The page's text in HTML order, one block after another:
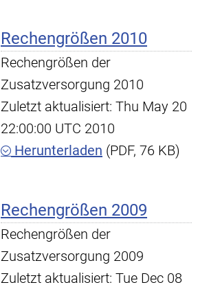
Rechengrößen 2010
Rechengrößen der
Zusatzversorgung 2010
Zuletzt aktualisiert: Thu May 20
22:00:00 UTC 2010
Herunterladen (PDF, 76 KB)
Rechengrößen 2009
Rechengrößen der
Zusatzversorgung 2009
Zuletzt aktualisiert: Tue Dec 08